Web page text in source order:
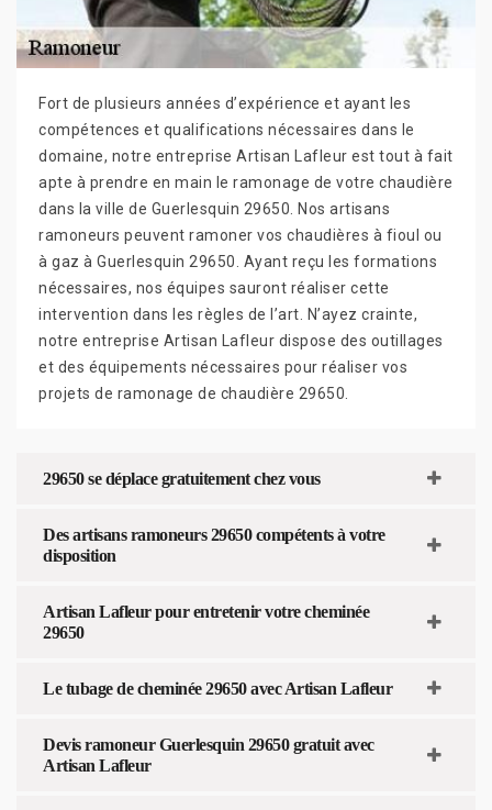
Fort de plusieurs années d’expérience et ayant les
compétences et qualifications nécessaires dans le
domaine, notre entreprise Artisan Lafleur est tout à fait
apte à prendre en main le ramonage de votre chaudière
dans la ville de Guerlesquin 29650. Nos artisans
ramoneurs peuvent ramoner vos chaudières à fioul ou
à gaz à Guerlesquin 29650. Ayant reçu les formations
nécessaires, nos équipes sauront réaliser cette
intervention dans les règles de l’art. N’ayez crainte,
notre entreprise Artisan Lafleur dispose des outillages
et des équipements nécessaires pour réaliser vos
projets de ramonage de chaudière 29650.
29650 se déplace gratuitement chez vous
Des artisans ramoneurs 29650 compétents à votre
disposition
Artisan Lafleur pour entretenir votre cheminée
29650
Le tubage de cheminée 29650 avec Artisan Lafleur
Devis ramoneur Guerlesquin 29650 gratuit avec
Artisan Lafleur